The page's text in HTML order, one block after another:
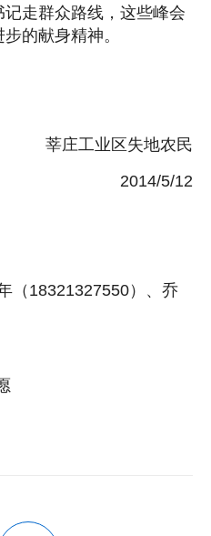
记走群众路线，这些峰会
的献身精神。
莘庄工业区失地农民
2014/5/12
（18321327550）、乔